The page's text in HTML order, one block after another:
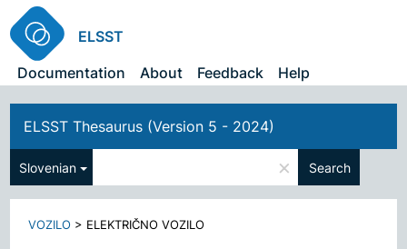
ELSST
Documentation
About Feedback Help
ELSST Thesaurus (Version 5 - 2024)
Slovenian × Search
VOZILO > ELEKTRIČNO VOZILO